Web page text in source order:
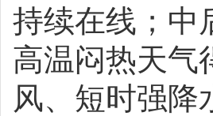
持续在线；中
高温闷热天气
风、短时强降